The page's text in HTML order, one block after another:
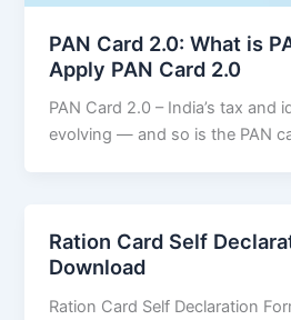
PAN Card 2.0: What is
Apply PAN Card 2.0
PAN Card 2.0 – India’s tax and
evolving — and so is the PAN
Ration Card Self
Download
Ration Card Self Declaration